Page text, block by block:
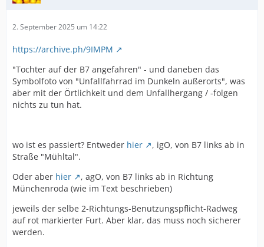
2. September 2025 um 14:22
https://archive.ph/9IMPM
"Tochter auf der B7 angefahren" - und daneben das
Symbolfoto von "Unfallfahrrad im Dunkeln außerorts", was
aber mit der Örtlichkeit und dem Unfallhergang / -folgen
nichts zu tun hat.
wo ist es passiert? Entweder hier
, igO, von B7 links ab in
Straße "Mühltal".
Oder aber hier
, agO, von B7 links ab in Richtung
Münchenroda (wie im Text beschrieben)
jeweils der selbe 2-Richtungs-Benutzungspflicht-Radweg
auf rot markierter Furt. Aber klar, das muss noch sicherer
werden.